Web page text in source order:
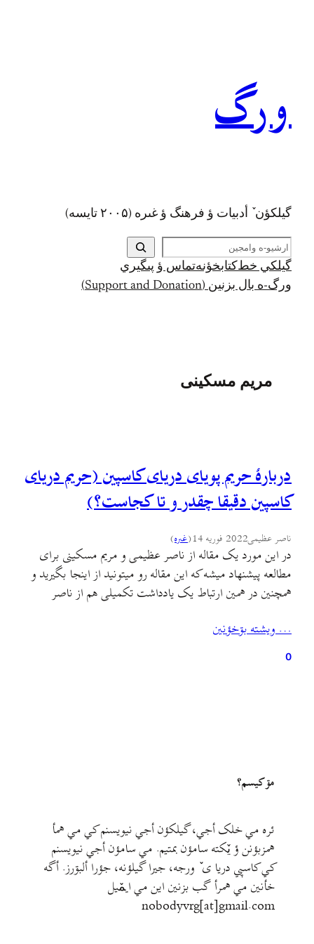
ورگ
گيلکؤن ٚ أدبیات ؤ فرهنگ ؤ غىره (۲۰۰۵ تايسه)
ج
س
ت
ج
گيلکي خط کتابخؤنهتماس ؤ پىگيري
ورگ-ه بال بزنين (Support and Donation)
مریم مسکینی
دربارهٔ حریم پویای دریای کاسپین (حریم دریای
کاسپین دقیقا چقدر و تا کجاست؟)
ناصر عظیمی2022 فوریه 14 (غىره)
در این مورد یک مقاله از ناصر عظیمی و مریم مسکینی برای
مطالعه پیشنهاد میشه که این مقاله رو میتونید از اینجا بگیرید و
همچنین در همین ارتباط یک یادداشت تکمیلی هم از ناصر
در مورد حریم دریای کاسپین مسائل مهمی رو مطرح کرده.…
… ويشته بۊخؤنين
0
مۊ کيسم؟
ئره مي خلک أجي، گيلکؤن أجي نيويسنم کي مي همأ
همزبؤنن ؤ يٚکته سامؤن بمتيم. مي سامؤن أجي نيويسنم
کي کاسپي دريا ی ٚ ورجه، جيرا گيلؤنه، جؤرا ألبۊرز. أگه
خأنين مي همرأ گب بزنين اين مي ايمٚیل‌ ‌
nobodyvrg[at]gmail.com